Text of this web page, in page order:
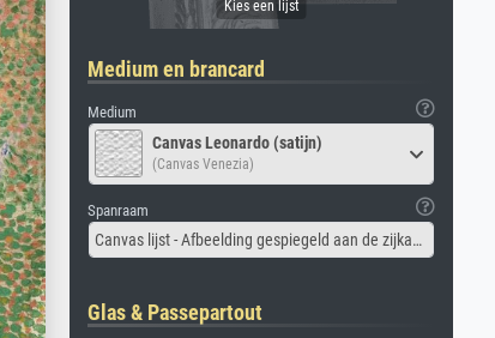
Medium en brancard
Medium
Canvas Leonardo (satijn)
(Canvas Venezia)
Spanraam
Canvas lijst - Afbeelding gespiegeld aan de zijkant
Glas & Passepartout